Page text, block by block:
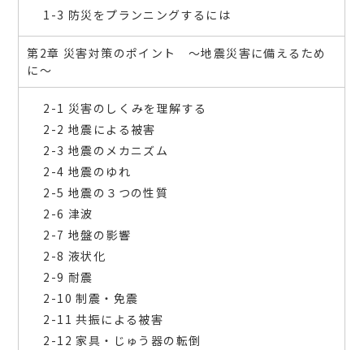
1-3 防災をプランニングするには
第2章 災害対策のポイント ～地震災害に備えるため
に～
2-1 災害のしくみを理解する
2-2 地震による被害
2-3 地震のメカニズム
2-4 地震のゆれ
2-5 地震の３つの性質
2-6 津波
2-7 地盤の影響
2-8 液状化
2-9 耐震
2-10 制震・免震
2-11 共振による被害
2-12 家具・じゅう器の転倒